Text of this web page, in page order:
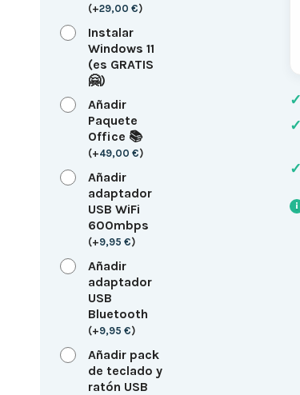
(+29,00 €)
Instalar
Windows 11
(es GRATIS
🤗)
Añadir
Paquete
Office 📚
(+49,00 €)
Añadir
adaptador
USB WiFi
600mbps
(+9,95 €)
Añadir
adaptador
USB
Bluetooth
(+9,95 €)
Añadir pack
de teclado y
ratón USB
✓
✓
✓
i